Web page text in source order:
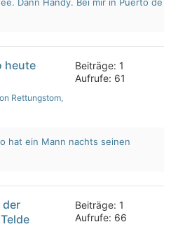
heute
Rettungstom,
Beiträge: 1
Aufrufe: 61
hat ein Mann nachts seinen
der
Beiträge: 1
Aufrufe: 66